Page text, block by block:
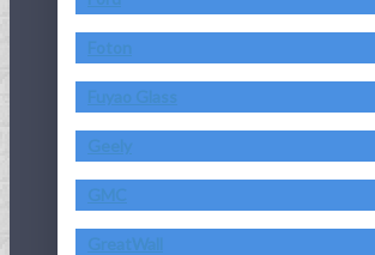
Foton
Fuyao Glass
Geely
GMC
GreatWall